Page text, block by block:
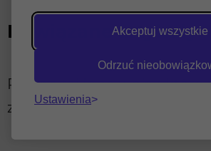
Akceptuj wszystkie
Odrzuć
Ustawienia
Powiązane artykuły
Przeczytaj inne wpisy, które
zaplanować i urządzić